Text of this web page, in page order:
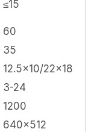
≤15
60
35
12.5×10/22×18
3-24
1200
640×512